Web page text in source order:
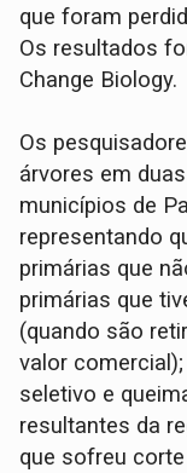
que foram
Os resultados
Change Biology.
Os
árvores em
municípios de
representando
primárias que
primárias que
(quando são
valor
seletivo e
resultantes da
que sofreu